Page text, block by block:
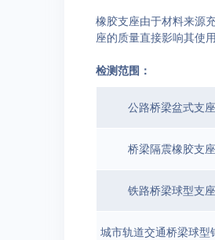
橡胶支座由于材料来源
座的质量直接影响其使
检测范围：
公路桥梁盆式支座
桥梁隔震橡胶支座
铁路桥梁球型支座
城市轨道交通桥梁球型